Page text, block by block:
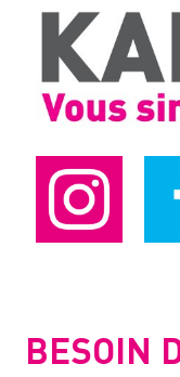
BESOIN